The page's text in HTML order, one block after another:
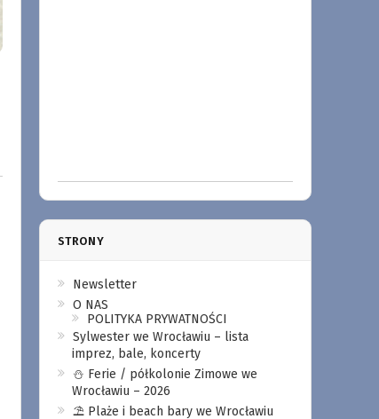
STRONY
Newsletter
O NAS
POLITYKA PRYWATNOŚCI
Sylwester we Wrocławiu – lista
imprez, bale, koncerty
⛄️ Ferie / półkolonie Zimowe we
Wrocławiu – 2026
⛱️ Plaże i beach bary we Wrocławiu